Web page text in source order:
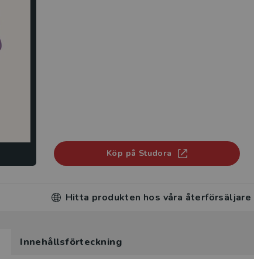
Köp på Studora
Hitta produkten hos våra
Innehållsförteckning